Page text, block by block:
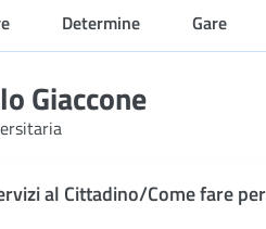
Determine Gare
Giaccone
al Cittadino/Come fare per